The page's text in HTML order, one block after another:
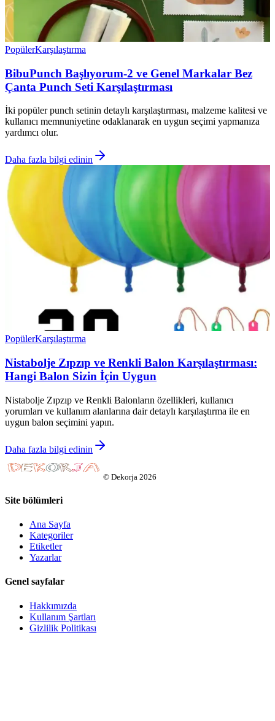
PopülerKarşılaştırma
BibuPunch Başlıyorum-2 ve Genel Markalar Bez
Çanta Punch Seti Karşılaştırması
İki popüler punch setinin detaylı karşılaştırması, malzeme kalitesi ve
kullanıcı memnuniyetine odaklanarak en uygun seçimi yapmanıza
yardımcı olur.
Daha fazla bilgi edinin
PopülerKarşılaştırma
Nistabolje Zıpzıp ve Renkli Balon Karşılaştırması:
Hangi Balon Sizin İçin Uygun
Nistabolje Zıpzıp ve Renkli Balonların özellikleri, kullanıcı
yorumları ve kullanım alanlarına dair detaylı karşılaştırma ile en
uygun balon seçimini yapın.
Daha fazla bilgi edinin
© Dekorja 2026
Site bölümleri
Ana Sayfa
Kategoriler
Etiketler
Yazarlar
Genel sayfalar
Hakkımızda
Kullanım Şartları
Gizlilik Politikası